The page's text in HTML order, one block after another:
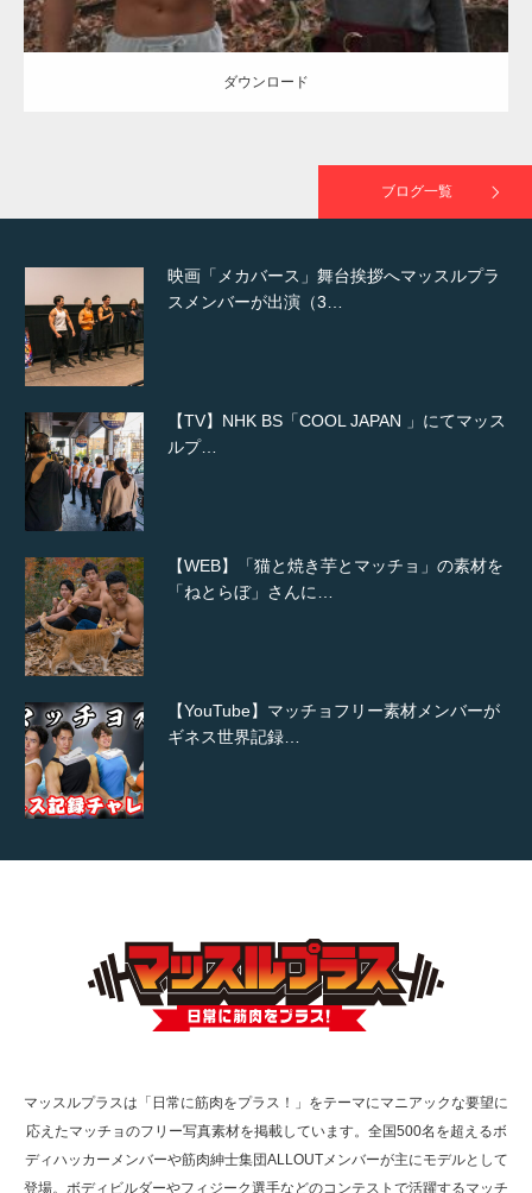
ダウンロード
ブログ一覧
た（6/8放送）
映画「メカバース」舞台挨拶へマッスルプラ
スメンバーが出演（3…
【TV】NHK BS「COOL JAPAN 」にてマッス
ルプ…
【WEB】「猫と焼き芋とマッチョ」の素材を
「ねとらぼ」さんに…
【YouTube】マッチョフリー素材メンバーが
ギネス世界記録…
TOKYO FMラジオ番組「ONE MORNING」
で紹介さ…
た（6/8放送）
マッスルプラスは「日常に筋肉をプラス！」をテーマにマニアックな要望に
応えたマッチョのフリー写真素材を掲載しています。全国500名を超えるボ
ディハッカーメンバーや筋肉紳士集団ALLOUTメンバーが主にモデルとして
登場。ボディビルダーやフィジーク選手などのコンテストで活躍するマッチ